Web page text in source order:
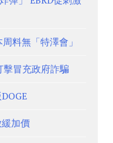
料無「特澤會」
冒充政府詐騙
加價